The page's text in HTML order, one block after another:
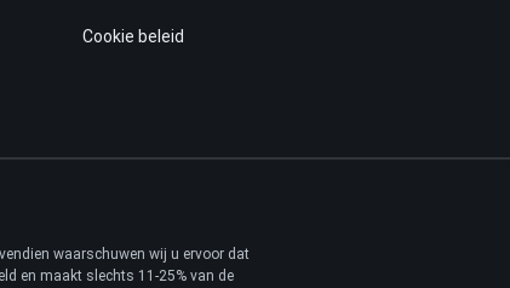
Cookie beleid
waarschuwen wij u ervoor dat
en maakt slechts 11-25% van de